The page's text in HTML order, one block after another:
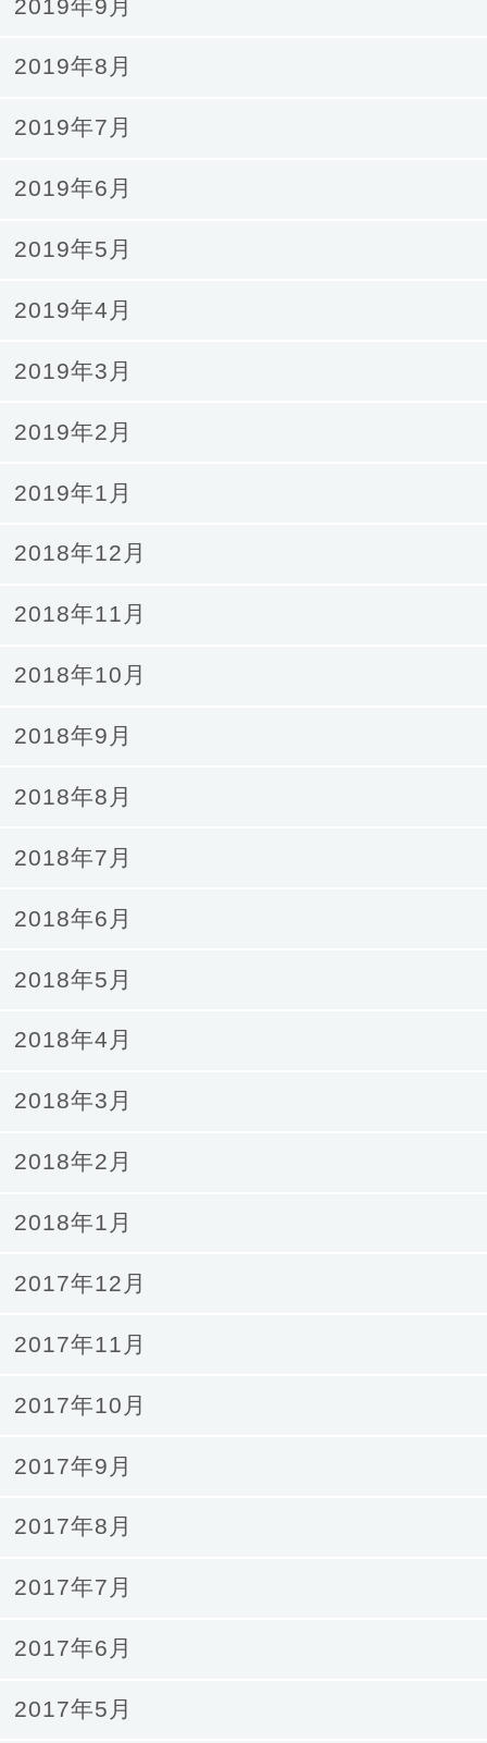
2019年9月
2019年8月
2019年7月
2019年6月
2019年5月
2019年4月
2019年3月
2019年2月
2019年1月
2018年12月
2018年11月
2018年10月
2018年9月
2018年8月
2018年7月
2018年6月
2018年5月
2018年4月
2018年3月
2018年2月
2018年1月
2017年12月
2017年11月
2017年10月
2017年9月
2017年8月
2017年7月
2017年6月
2017年5月